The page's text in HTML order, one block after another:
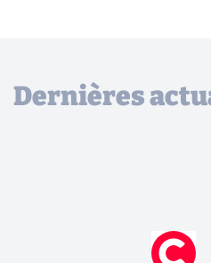
Dernières